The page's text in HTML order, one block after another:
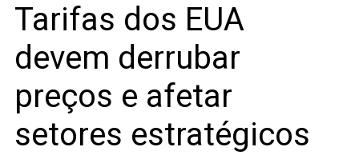
Tarifas dos EUA
devem derrubar
preços e afetar
setores estratégicos